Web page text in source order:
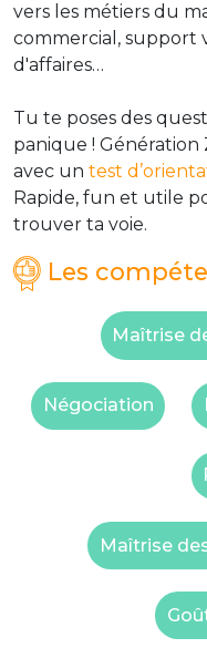
vers les métiers du
commercial, support
d'affaires…
Tu te poses des
panique ! Génération
avec un test
Rapide, fun et utile
trouver ta voie.
Les
Maîtrise
Négociation
Maîtrise